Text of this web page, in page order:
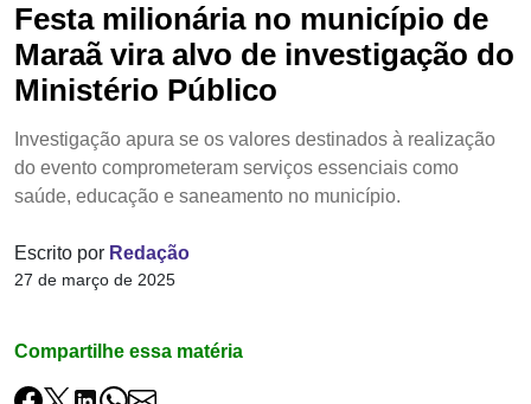
Festa milionária no município de
Maraã vira alvo de investigação do
Ministério Público
Investigação apura se os valores destinados à realização
do evento comprometeram serviços essenciais como
saúde, educação e saneamento no município.
Escrito por Redação
27 de março de 2025
Compartilhe essa matéria